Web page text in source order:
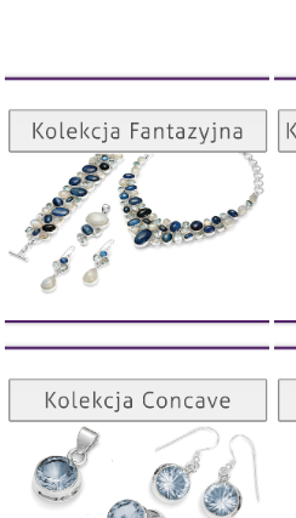
Kolekcja Fantazyjna
ZOBACZ
Kolekcja Concave
ZOBACZ